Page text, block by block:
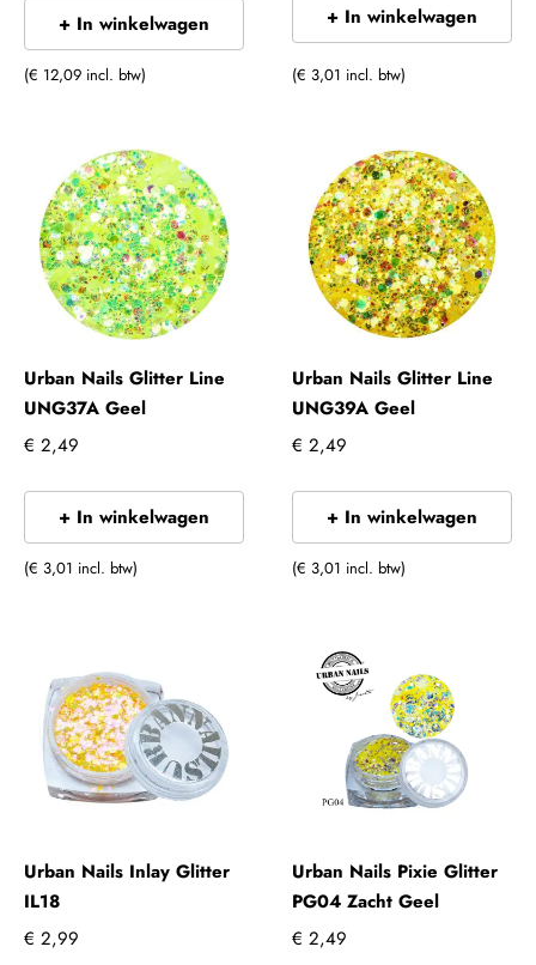
+ In winkelwagen
(€ 12,09 incl. btw)
+ In winkelwagen
(€ 3,01 incl. btw)
Urban Nails Glitter Line
UNG37A Geel
€ 2,49
+ In winkelwagen
(€ 3,01 incl. btw)
Urban Nails Glitter Line
UNG39A Geel
€ 2,49
+ In winkelwagen
(€ 3,01 incl. btw)
Urban Nails Inlay Glitter
IL18
€ 2,99
Urban Nails Pixie Glitter
PG04 Zacht Geel
€ 2,49